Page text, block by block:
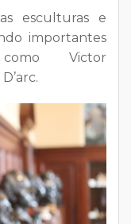
esculturas e
importantes
como Victor